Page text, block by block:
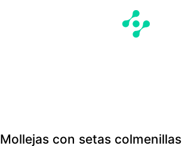
Mollejas con setas colmenillas